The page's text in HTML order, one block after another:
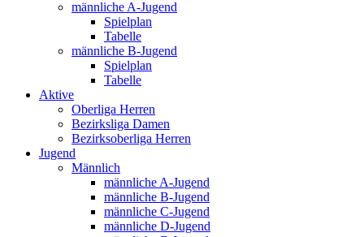
männliche A-Jugend
Spielplan
Tabelle
männliche B-Jugend
Spielplan
Tabelle
Aktive
Oberliga Herren
Bezirksliga Damen
Bezirksoberliga Herren
Jugend
Männlich
männliche A-Jugend
männliche B-Jugend
männliche C-Jugend
männliche D-Jugend